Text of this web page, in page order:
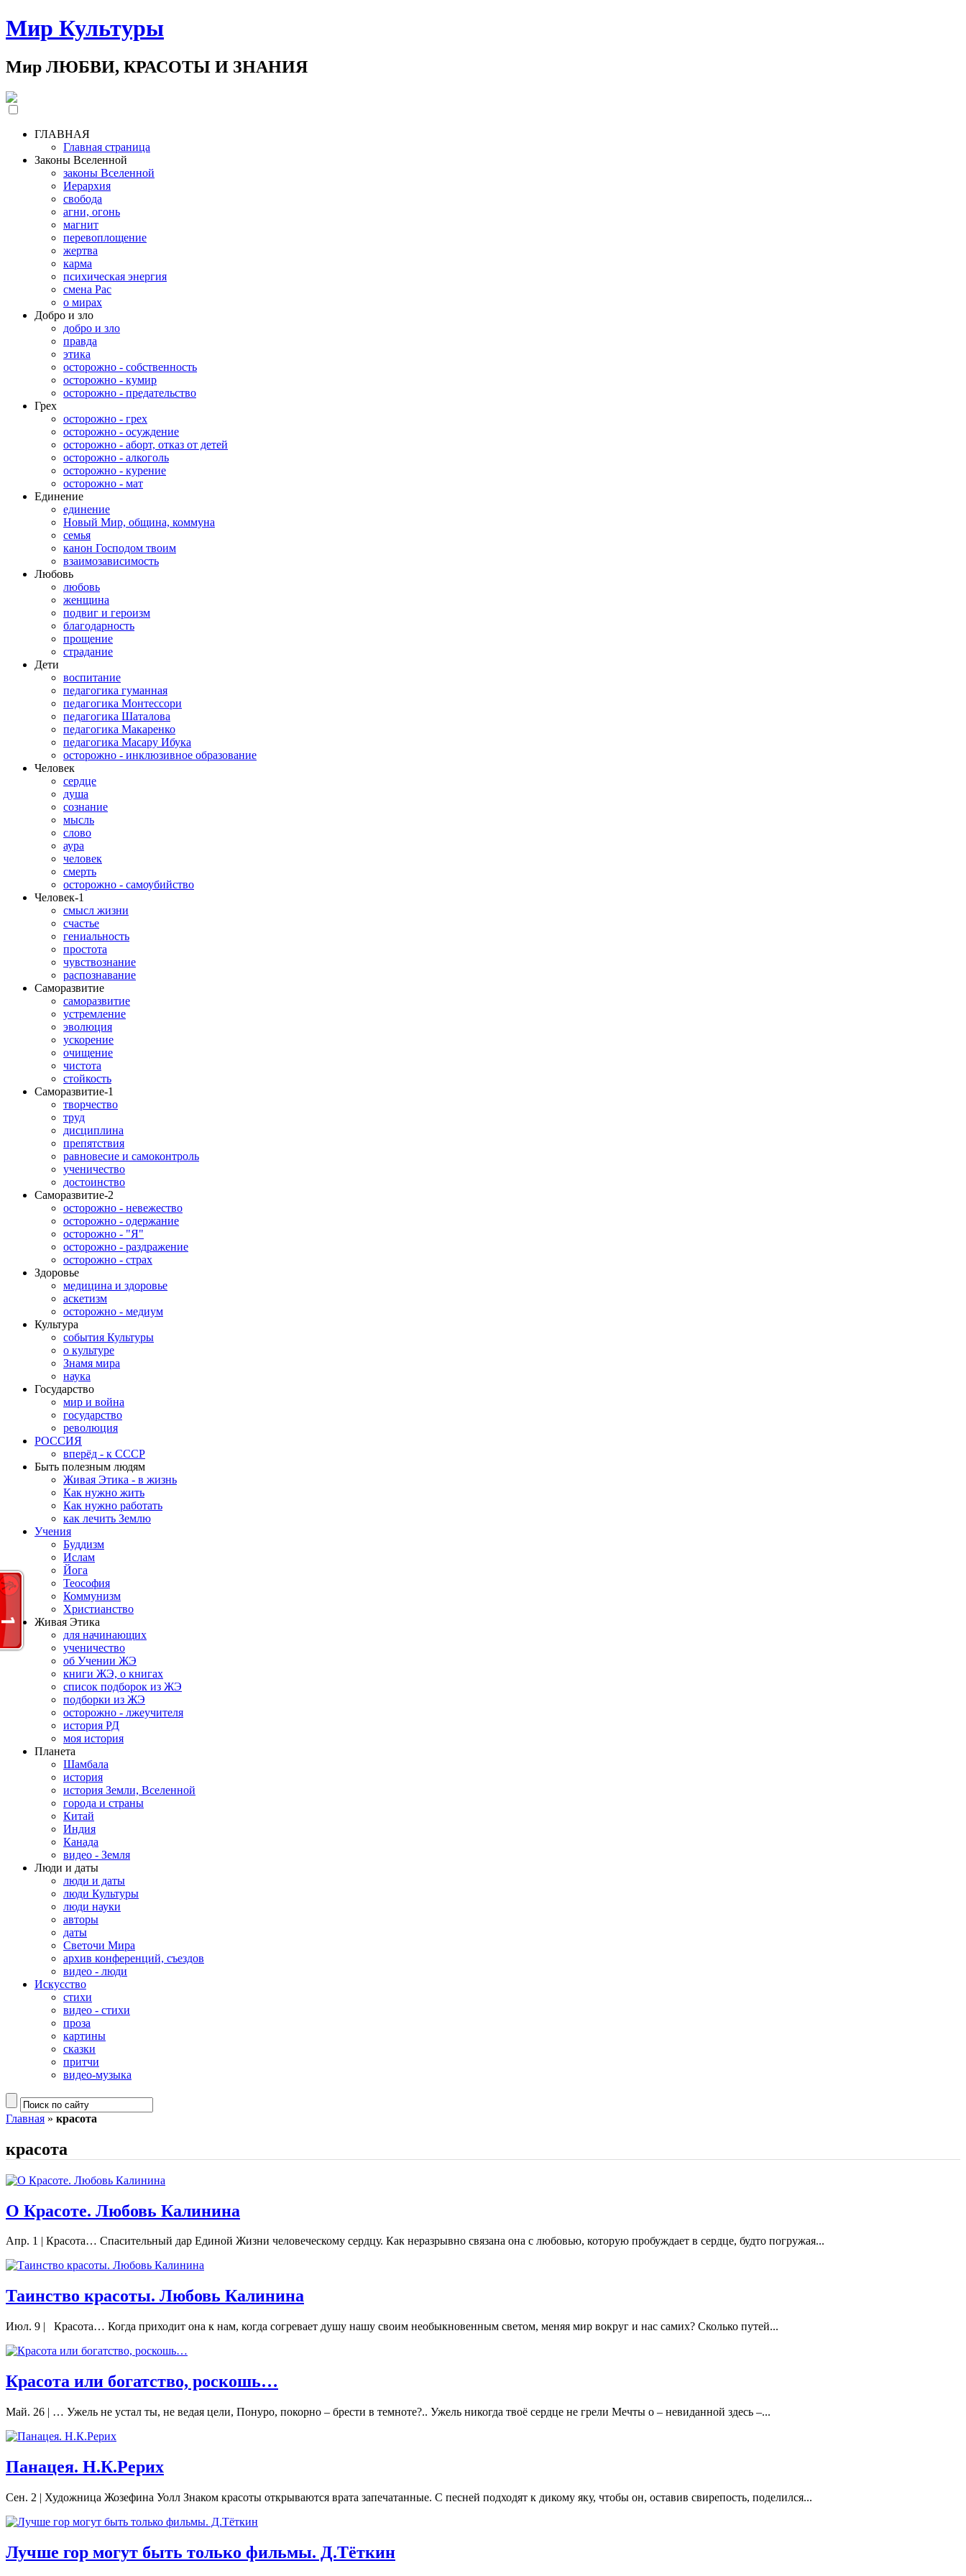
Мир Культуры
Мир ЛЮБВИ, КРАСОТЫ И ЗНАНИЯ
ГЛАВНАЯ
Главная страница
Законы Вселенной
законы Вселенной
Иерархия
свобода
агни, огонь
магнит
перевоплощение
жертва
карма
психическая энергия
смена Рас
о мирах
Добро и зло
добро и зло
правда
этика
осторожно - собственность
осторожно - кумир
осторожно - предательство
Грех
осторожно - грех
осторожно - осуждение
осторожно - аборт, отказ от детей
осторожно - алкоголь
осторожно - курение
осторожно - мат
Единение
единение
Новый Мир, община, коммуна
семья
канон Господом твоим
взаимозависимость
Любовь
любовь
женщина
подвиг и героизм
благодарность
прощение
страдание
Дети
воспитание
педагогика гуманная
педагогика Монтессори
педагогика Шаталова
педагогика Макаренко
педагогика Масару Ибука
осторожно - инклюзивное образование
Человек
сердце
душа
сознание
мысль
слово
аура
человек
смерть
осторожно - самоубийство
Человек-1
смысл жизни
счастье
гениальность
простота
чувствознание
распознавание
Саморазвитие
саморазвитие
устремление
эволюция
ускорение
очищение
чистота
стойкость
Саморазвитие-1
творчество
труд
дисциплина
препятствия
равновесие и самоконтроль
ученичество
достоинство
Саморазвитие-2
осторожно - невежество
осторожно - одержание
осторожно - "Я"
осторожно - раздражение
осторожно - страх
Здоровье
медицина и здоровье
аскетизм
осторожно - медиум
Культура
события Культуры
о культуре
Знамя мира
наука
Государство
мир и война
государство
революция
РОССИЯ
вперёд - к СССР
Быть полезным людям
Живая Этика - в жизнь
Как нужно жить
Как нужно работать
как лечить Землю
Учения
Буддизм
Ислам
Йога
Теософия
Коммунизм
Христианство
Живая Этика
для начинающих
ученичество
об Учении ЖЭ
книги ЖЭ, о книгах
список подборок из ЖЭ
подборки из ЖЭ
осторожно - лжеучителя
история РД
моя история
Планета
Шамбала
история
история Земли, Вселенной
города и страны
Китай
Индия
Канада
видео - Земля
Люди и даты
люди и даты
люди Культуры
люди науки
авторы
даты
Светочи Мира
архив конференций, съездов
видео - люди
Искусство
стихи
видео - стихи
проза
картины
сказки
притчи
видео-музыка
Главная » красота
красота
О Красоте. Любовь Калинина
Апр. 1 | Красота… Спасительный дар Единой Жизни человеческому сердцу. Как неразрывно связана она с любовью, которую пробуждает в сердце, будто погружая...
Таинство красоты. Любовь Калинина
Июл. 9 | Красота… Когда приходит она к нам, когда согревает душу нашу своим необыкновенным светом, меняя мир вокруг и нас самих? Сколько путей...
Красота или богатство, роскошь…
Май. 26 | … Ужель не устал ты, не ведая цели, Понуро, покорно – брести в темноте?.. Ужель никогда твоё сердце не грели Мечты о – невиданной здесь –...
Панацея. Н.К.Рерих
Сен. 2 | Художница Жозефина Уолл Знаком красоты открываются врата запечатанные. С песней подходят к дикому яку, чтобы он, оставив свирепость, поделился...
Лучше гор могут быть только фильмы. Д.Тёткин